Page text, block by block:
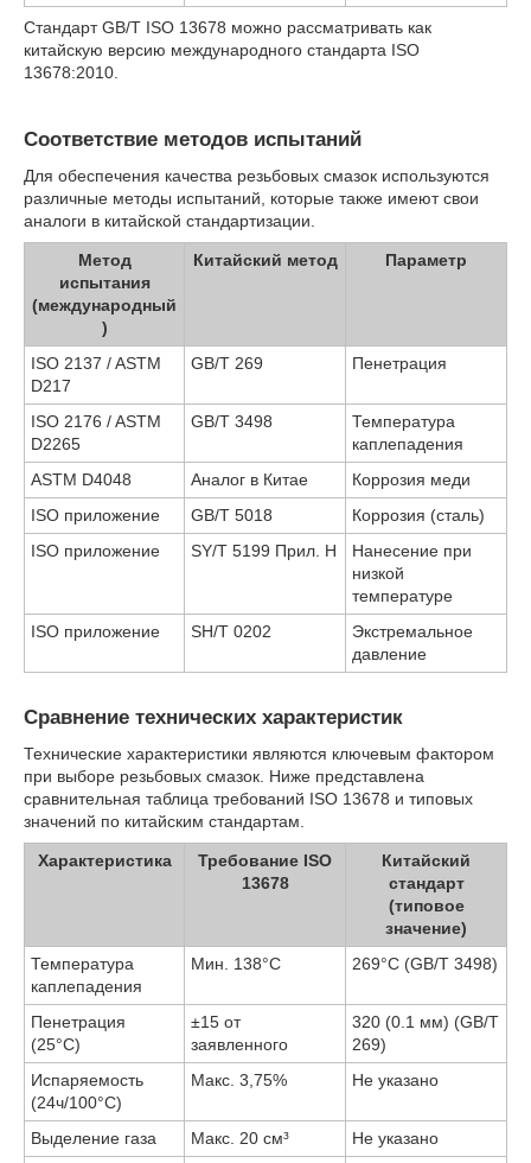
Стандарт GB/T ISO 13678 можно рассматривать как
китайскую версию международного стандарта ISO
13678:2010.
Соответствие методов испытаний
Для обеспечения качества резьбовых смазок используются
различные методы испытаний, которые также имеют свои
аналоги в китайской стандартизации.
Метод
испытания
(международный
)
Китайский метод Параметр
ISO 2137 / ASTM
D217
GB/T 269 Пенетрация
ISO 2176 / ASTM
D2265
GB/T 3498
Температура
каплепадения
ASTM D4048
Аналог в Китае
Коррозия меди
ISO приложение
GB/T 5018
Коррозия (сталь)
ISO приложение
SY/T 5199 Прил. H
Нанесение при
низкой
температуре
ISO приложение
SH/T 0202
Экстремальное
давление
Сравнение технических характеристик
Технические характеристики являются ключевым фактором
при выборе резьбовых смазок. Ниже представлена
сравнительная таблица требований ISO 13678 и типовых
значений по китайским стандартам.
Характеристика
Требование ISO
13678
Китайский
стандарт
(типовое
значение)
Температура
каплепадения
Мин. 138°C 269°C (GB/T 3498)
Пенетрация
(25°C)
±15 от
заявленного
320 (0.1 мм) (GB/T
269)
Испаряемость
(24ч/100°C)
Макс. 3,75% Не указано
Выделение газа Макс. 20 см³
Не указано